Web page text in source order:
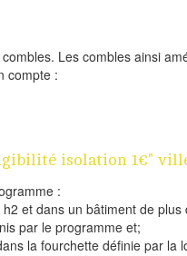
Les combles ainsi
compte :
isolation 1€"
:
et dans un bâtiment de plus
par le programme et;
la fourchette définie par la